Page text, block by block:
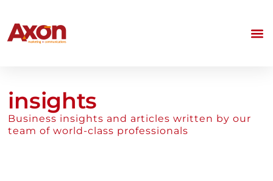
insights
Business insights and articles written by our
team of world-class professionals